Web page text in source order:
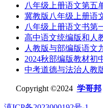
八年级上册语文第五
冀教版八年级上册语
八年级上册语文书第
高中语文统编版和人
人教版与部编版语文
2024秋部编版教材初
中考道德与法治人教
Copyright ©2024 学哥邦